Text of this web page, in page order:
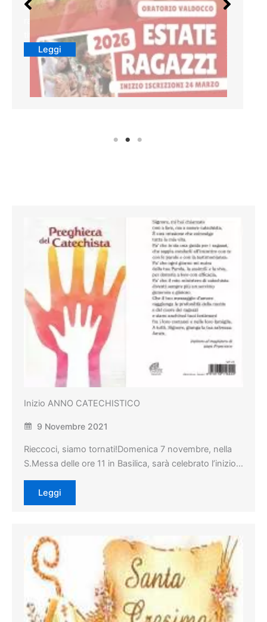
o.it%2Festate-
ragazzi%2F&linkname=Estate%20Ragazzi"
title="Facebook" rel="nofollow noopener"…
Leggi
Inizio ANNO CATECHISTICO
9 Novembre 2021
Rieccoci, siamo tornati!Domenica 7 novembre, nella
S.Messa delle ore 11 in Basilica, sarà celebrato l’inizio…
Leggi